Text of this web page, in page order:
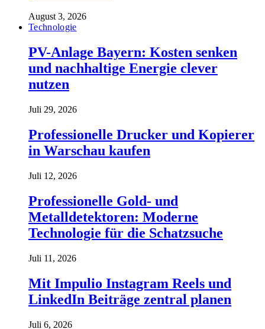
August 3, 2026
Technologie
PV-Anlage Bayern: Kosten senken
und nachhaltige Energie clever
nutzen
Juli 29, 2026
Professionelle Drucker und Kopierer
in Warschau kaufen
Juli 12, 2026
Professionelle Gold- und
Metalldetektoren: Moderne
Technologie für die Schatzsuche
Juli 11, 2026
Mit Impulio Instagram Reels und
LinkedIn Beiträge zentral planen
Juli 6, 2026